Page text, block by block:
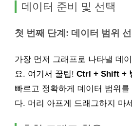
데이터 준비 및 선택
첫 번째 단계: 데이터 범위
가장 먼저 그래프로 나타낼 데
요. 여기서 꿀팁! Ctrl + Shift +
빠르고 정확하게 데이터 범위를
다. 머리 아프게 드래그하지 마